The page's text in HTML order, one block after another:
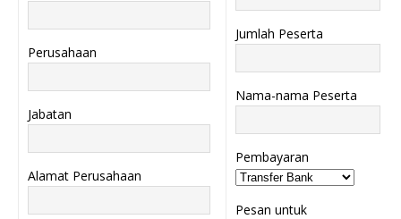
Perusahaan
Jabatan
Alamat Perusahaan
Jumlah Peserta
Nama-nama Peserta
Pembayaran
Pesan untuk